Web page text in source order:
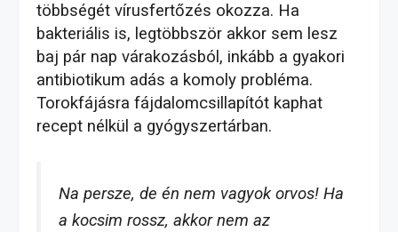
többségét vírusfertőzés okozza. Ha
bakteriális is, legtöbbször akkor sem lesz
baj pár nap várakozásból, inkább a gyakori
antibiotikum adás a komoly probléma.
Torokfájásra fájdalomcsillapítót kaphat
recept nélkül a gyógyszertárban.
Na persze, de én nem vagyok orvos! Ha
a kocsim rossz, akkor nem az